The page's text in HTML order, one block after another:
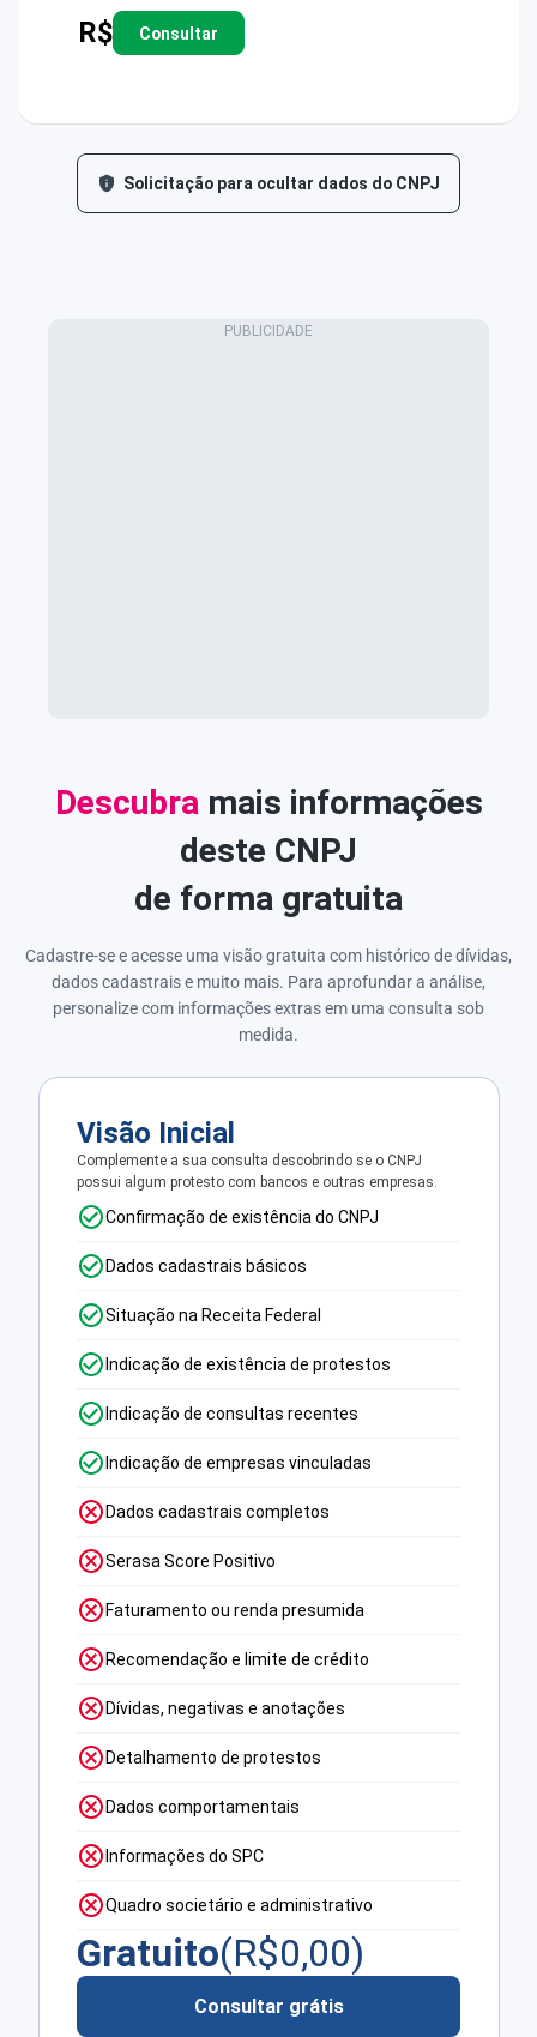
R$ Consultar
Solicitação para ocultar dados do CNPJ
Descubramais informações
deste CNPJ
de forma gratuita
Cadastre-se e acesse uma visão gratuita com histórico de dívidas,
dados cadastrais e muito mais. Para aprofundar a análise,
personalize com informações extras em uma consulta sob
medida.
Visão Inicial
Complemente a sua consulta descobrindo se o CNPJ
possui algum protesto com bancos e outras empresas.
Confirmação de existência do CNPJ
Dados cadastrais básicos
Situação na Receita Federal
Indicação de existência de protestos
Indicação de consultas recentes
Indicação de empresas vinculadas
Dados cadastrais completos
Serasa Score Positivo
Faturamento ou renda presumida
Recomendação e limite de crédito
Dívidas, negativas e anotações
Detalhamento de protestos
Dados comportamentais
Informações do SPC
Quadro societário e administrativo
Gratuito(R$0,00)
Consultar grátis